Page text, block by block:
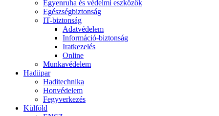
Egyenruha és védelmi eszközök
Egészségbiztonság
IT-biztonság
Adatvédelem
Információ-biztonság
Iratkezelés
Online
Munkavédelem
Hadiipar
Haditechnika
Honvédelem
Fegyverkezés
Külföld